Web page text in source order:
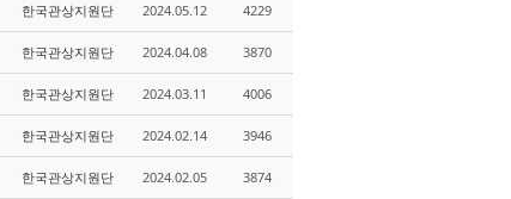
한국관상지원단 2024.05.12 4229
한국관상지원단 2024.04.08 3870
한국관상지원단 2024.03.11 4006
한국관상지원단 2024.02.14 3946
한국관상지원단 2024.02.05 3874